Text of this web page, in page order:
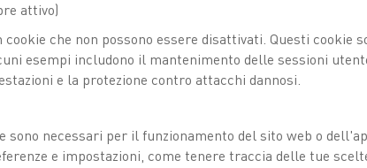
La ricerca di una singola parola a volte si
Per restringere l'elenco dei risultati, digita più
Puoi digitare la prima parte di una parola
che iniziano allo stesso modo. Il risultato
(ad esempio se digiti varietà troverai
Puoi utilizzare le virgolette doppie ("...") intorno
attivo)
che non possono essere disattivati. Questi cookie
esempi includono il mantenimento delle sessioni
e la protezione contro attacchi dannosi.
sono necessari per il funzionamento del sito web o
e impostazioni, come tenere traccia delle tue